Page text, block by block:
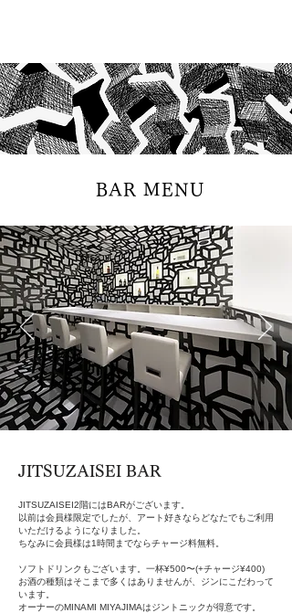
BAR MENU
​JITSUZAISEI BAR
JITSUZAISEI2階にはBARがございます。
以前は会員様限定でしたが、アート好きならどなたでもご利用
いただけるようになりました。
​ちなみに会員様は1時間までならチャージ料無料。
ソフトドリンクもございます。一杯¥500〜(+チャージ¥400)
お酒の種類はそこまで多くはありませんが、ジンにこだわって
います。
オーナーのMINAMI MIYAJIMAはジントニックが得意です。